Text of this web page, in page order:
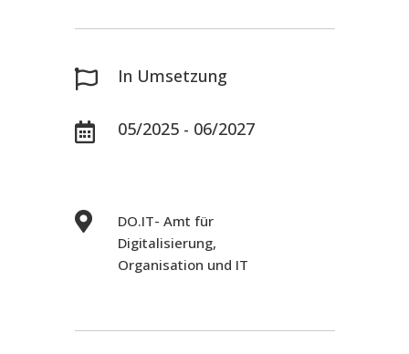
 In Umsetzung
 05/2025 - 06/2027

DO.IT- Amt für
Digitalisierung,
Organisation und IT